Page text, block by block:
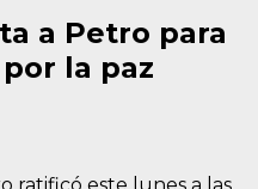
a Petro para
la paz